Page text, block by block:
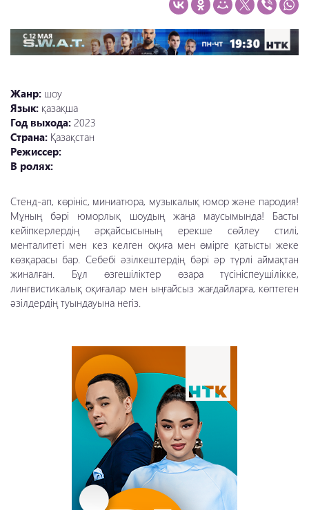
Жанр: шоу
Язык: қазақша
Год выхода: 2023
Страна: Қазақстан
Режиссер:
В ролях:
Стенд-ап, көрініс, миниатюра, музыкалық юмор және пародия!
Мұның бәрі юморлық шоудың жаңа маусымында! Басты
кейіпкерлердің әрқайсысының ерекше сөйлеу стилі,
менталитеті мен кез келген оқиға мен өмірге қатысты жеке
көзқарасы бар. Себебі әзілкештердің бәрі әр түрлі аймақтан
жиналған. Бұл өзгешіліктер өзара түсініспеушілікке,
лингвистикалық оқиғалар мен ыңғайсыз жағдайларға, көптеген
әзілдердің туындауына негіз.